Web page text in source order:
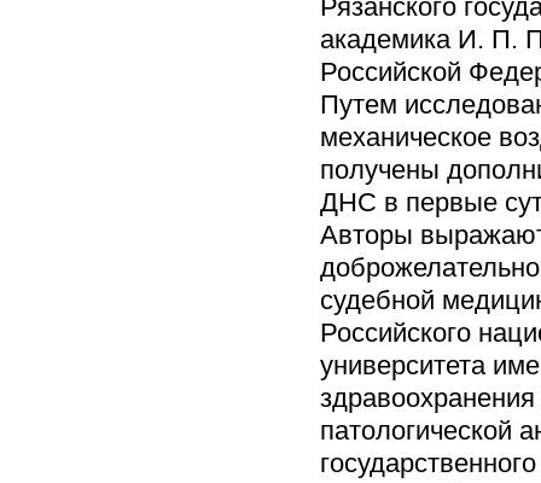
Рязанского
академика И. П.
Российской
Путем
механическое
получены
ДНС в первые
Авторы
судебной
Российского
университета
патологической